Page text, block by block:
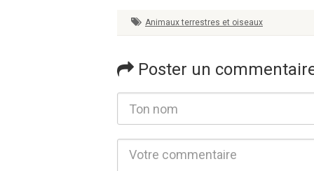
Animaux terrestres et oiseaux
Poster un